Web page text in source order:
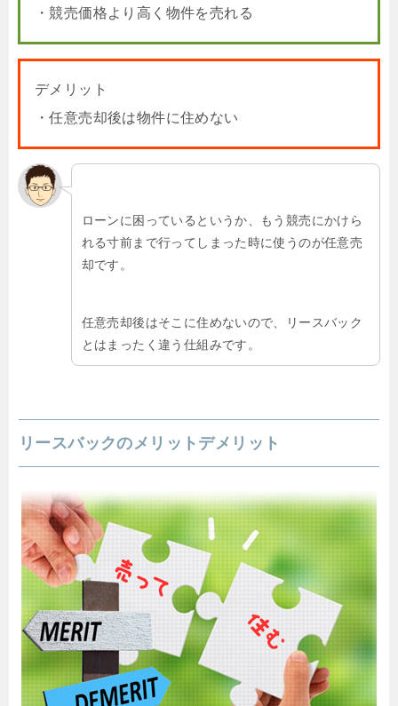
・競売価格より高く物件を売れる
デメリット
・任意売却後は物件に住めない
ローンに困っているというか、もう競売にかけら
れる寸前まで行ってしまった時に使うのが任意売
却です。
任意売却後はそこに住めないので、リースバック
とはまったく違う仕組みです。
リースバックのメリットデメリット